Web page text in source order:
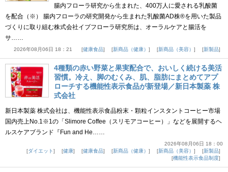
腸内フローラ研究から生まれた、400万人に愛される乳酸菌
を配合（※） 腸内フローラの研究開発から生まれた乳酸菌AD株®を用いた製品
づくりに取り組む株式会社イブフローラ研究所は、オーラルケアと腸活を
サ……
2026年08月06日 18：21 健康食品 新商品（健康） 新商品（美容） 新製品
4種類の赤い野菜と果実配合で、おいしく続ける美活
習慣。冷え、脚のむくみ、肌、脂肪にまとめてアプ
ローチする機能性表示食品が新登場／新日本製薬 株
式会社
新日本製薬 株式会社は、機能性表示食品粉末・顆粒インスタントコーヒー市場
国内売上No.1※1の「Slimore Coffee（スリモアコーヒー）」などを展開するヘ
ルスケアブランド『Fun and He……
2026年08月06日 18：00
ダイエット
健康 健康食品 新商品（健康） 新商品（美容）
新製品
機能性表示食品制度